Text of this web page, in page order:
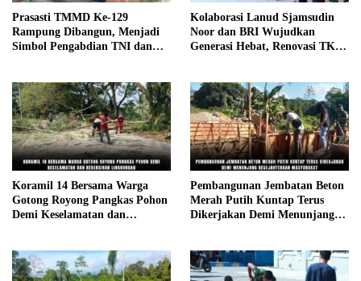
Prasasti TMMD Ke-129
Rampung Dibangun, Menjadi
Simbol Pengabdian TNI dan
Kolaborasi Lanud Sjamsudin
Noor dan BRI Wujudkan
Generasi Hebat, Renovasi TK
Koramil 14 Bersama Warga
Gotong Royong Pangkas Pohon
Demi Keselamatan dan
Pembangunan Jembatan Beton
Merah Putih Kuntap Terus
Dikerjakan Demi Menunjang